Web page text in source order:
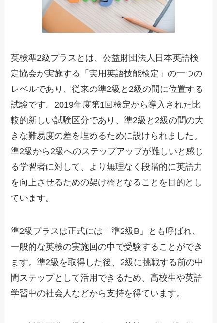
英検準2級プラスとは、公益財団法人日本英語検
定協会が実施する「実用英語技能検定」の一つの
レベルであり、従来の準2級と2級の間に位置する
試験です。2019年度第1回検定から導入された比
較的新しい試験区分であり、準2級と2級の間の大
きな難易度の差を埋めるために設けられました。
準2級から2級へのステップアップが難しいと感じ
る学習者に対して、より無理なく段階的に英語力
を向上させるための架け橋となることを目的とし
ています。
準2級プラスは正式には「準2級B」とも呼ばれ、
一般的な英検の実施回の中で受験することができ
ます。準2級を取得した後、2級に挑戦する前の中
間ステップとして活用できるため、高校生や英語
学習中の社会人などから支持を得ています。